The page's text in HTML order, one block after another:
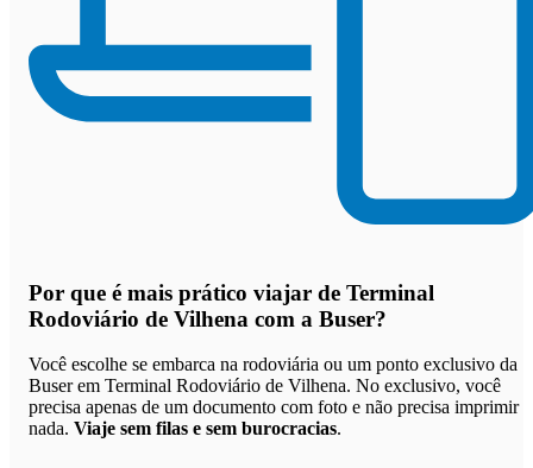
Por que é mais prático viajar de Terminal
Rodoviário de Vilhena com a Buser?
Você escolhe se embarca na rodoviária ou um ponto exclusivo da
Buser em Terminal Rodoviário de Vilhena. No exclusivo, você
precisa apenas de um documento com foto e não precisa imprimir
nada. Viaje sem filas e sem burocracias.